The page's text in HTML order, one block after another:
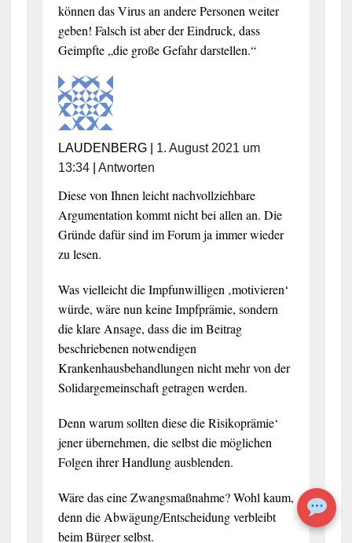
können das Virus an andere Personen weiter
geben! Falsch ist aber der Eindruck, dass
Geimpfte „die große Gefahr darstellen.“
LAUDENBERG| 1. August 2021 um
13:34| Antworten
Diese von Ihnen leicht nachvollziehbare
Argumentation kommt nicht bei allen an. Die
Gründe dafür sind im Forum ja immer wieder
zu lesen.
Was vielleicht die Impfunwilligen ‚motivieren‘
würde, wäre nun keine Impfprämie, sondern
die klare Ansage, dass die im Beitrag
beschriebenen notwendigen
Krankenhausbehandlungen nicht mehr von der
Solidargemeinschaft getragen werden.
Denn warum sollten diese die Risikoprämie‘
jener übernehmen, die selbst die möglichen
Folgen ihrer Handlung ausblenden.
Wäre das eine Zwangsmaßnahme? Wohl kaum,
denn die Abwägung/Entscheidung verbleibt
beim Bürger selbst.